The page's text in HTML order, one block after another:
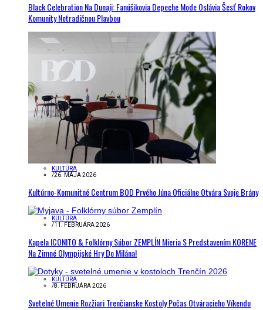
Black Celebration Na Dunaji: Fanúšikovia Depeche Mode Oslávia Šesť Rokov
Komunity Netradičnou Plavbou
KULTÚRA
/26. MÁJA 2026
Kultúrno-Komunitné Centrum BOD Prvého Júna Oficiálne Otvára Svoje Brány
KULTÚRA
/11. FEBRUÁRA 2026
Kapela ICONITO & Folklórny Súbor ZEMPLÍN Mieria S Predstavením KORENE
Na Zimné Olympijské Hry Do Milána!
KULTÚRA
/8. FEBRUÁRA 2026
Svetelné Umenie Rozžiari Trenčianske Kostoly Počas Otváracieho Víkendu